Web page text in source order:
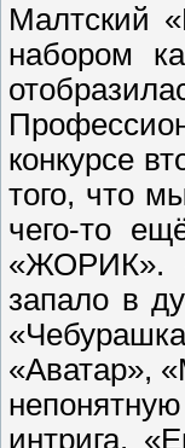
Малтский
набором
конкурсе
того, что
чего-то
«ЖОРИК».
запало в
«Аватар»,
интрига.